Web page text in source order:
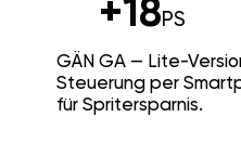
+18PS
GÄN GA — Lite-
Steuerung per
für Spritersparnis.